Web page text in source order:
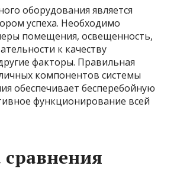
оборудования является
успеха. Необходимо
помещения, освещенность,
к качеству
факторы. Правильная
компонентов системы
обеспечивает бесперебойную
функционирование всей